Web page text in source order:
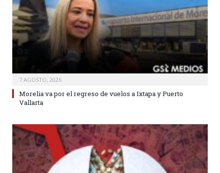
7 AGOSTO, 2026
Morelia va por el regreso de vuelos a Ixtapa y Puerto
Vallarta